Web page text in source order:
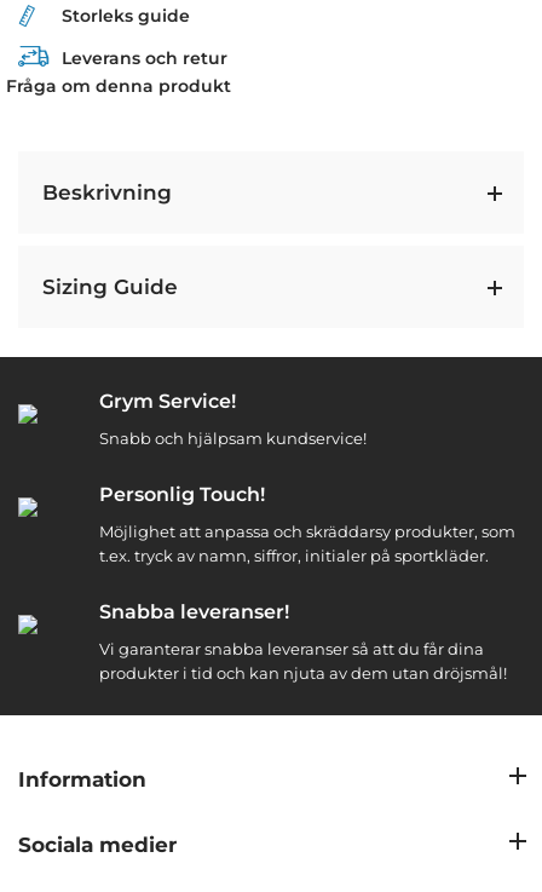
Storleks guide
Leverans och retur
Fråga om denna produkt
Beskrivning
Sizing Guide
Grym Service!
Snabb och hjälpsam kundservice!
Personlig Touch!
Möjlighet att anpassa och skräddarsy produkter, som
t.ex. tryck av namn, siffror, initialer på sportkläder.
Snabba leveranser!
Vi garanterar snabba leveranser så att du får dina
produkter i tid och kan njuta av dem utan dröjsmål!
Information
Sociala medier